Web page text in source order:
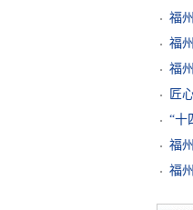
福
福
福
匠
“十
福
福